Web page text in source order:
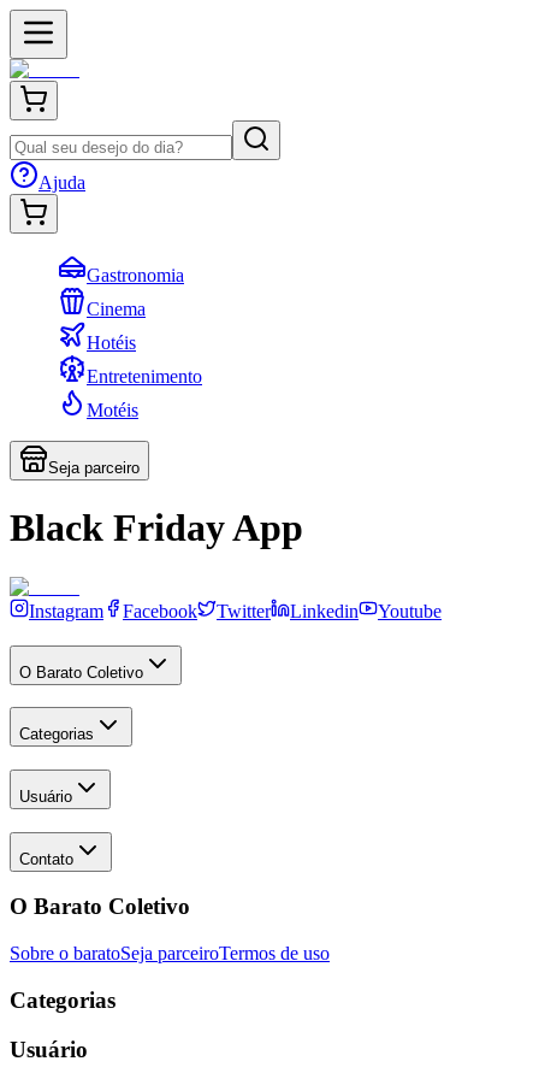
Ajuda
Gastronomia
Cinema
Hotéis
Entretenimento
Motéis
Seja parceiro
Black Friday App
Instagram Facebook Twitter Linkedin Youtube
O Barato Coletivo
Categorias
Usuário
Contato
O Barato Coletivo
Sobre o baratoSeja parceiroTermos de uso
Categorias
Usuário